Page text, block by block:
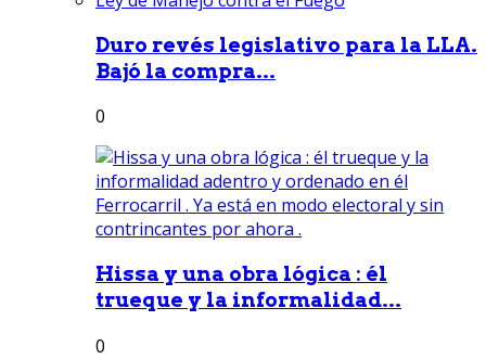
Duro revés legislativo para la LLA.
Bajó la compra...
0
Hissa y una obra lógica : él
trueque y la informalidad...
0